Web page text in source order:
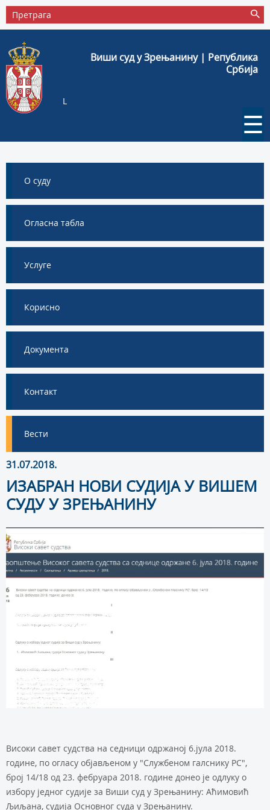
Виши суд у Зрењанину | Република
Србија
L
☰
О суду
Огласна табла
Услуге
Корисно
Документа
Контакт
Вести
31.07.2018.
ИЗАБРАН НОВИ СУДИЈА У ВИШЕМ
СУДУ У ЗРЕЊАНИНУ
Високи савет судства на седници одржаној 6.јула 2018.
године, по огласу објављеном у "Службеном галснику РС",
број 14/18 од 23. фебруара 2018. године донео је одлуку о
избору једног судије за Виши суд у Зрењанину: Аћимовић
Љиљана, судија Основног суда у Зрењанину.